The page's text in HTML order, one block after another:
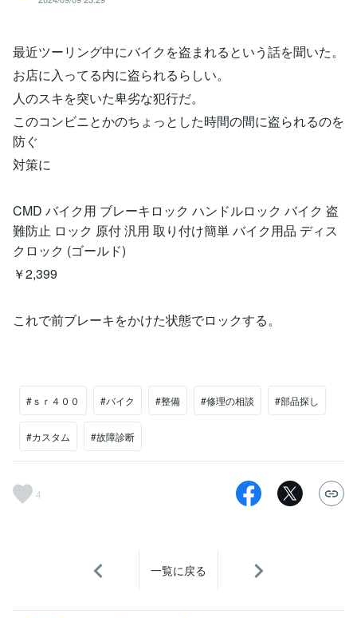
最近ツーリング中にバイクを盗まれるという話を聞いた。
お店に入ってる内に盗られるらしい。
人のスキを突いた卑劣な犯行だ。
このコンビニとかのちょっとした時間の間に盗られるのを
防ぐ
対策に
CMD バイク用 ブレーキロック ハンドルロック バイク 盗
難防止 ロック 原付 汎用 取り付け簡単 バイク用品 ディス
クロック (ゴールド)
￥2,399
これで前ブレーキをかけた状態でロックする。
#ｓｒ４００ #バイク #整備 #修理の相談 #部品探し
#カスタム #故障診断
4
一覧に戻る